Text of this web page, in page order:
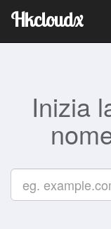
Hkcloudx
Inizia